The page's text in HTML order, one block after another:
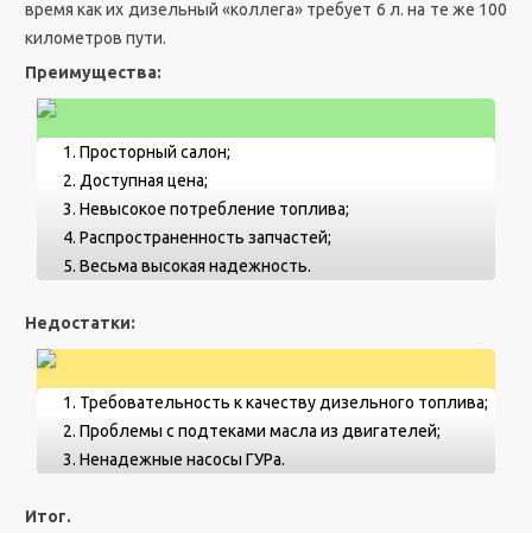
время как их дизельный «коллега» требует 6 л. на те же 100
километров пути.
Преимущества:
Просторный салон;
Доступная цена;
Невысокое потребление топлива;
Распространенность запчастей;
Весьма высокая надежность.
Недостатки:
Требовательность к качеству дизельного топлива;
Проблемы с подтеками масла из двигателей;
Ненадежные насосы ГУРа.
Итог.